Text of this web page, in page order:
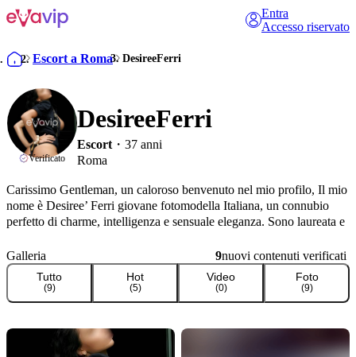
Entra
Accesso riservato
Escort a Roma DesireeFerri
Verificato
DesireeFerri
Escort・37 anni
Roma
Carissimo Gentleman, un caloroso benvenuto nel mio profilo, Il mio
nome è Desiree’ Ferri giovane fotomodella Italiana, un connubio
perfetto di charme, intelligenza e sensuale eleganza. Sono laureata e
Essendo selettiva e non potendo sempre rispondere al telefono
gradirei un primo contatto via messaggio o whatsapp: cortesemente
includi nel testo una tua breve presentazione... in seguito
organizzeremo una conversazione telefonica. Prima di contattarmi ti
trovi qui sotto, in questo modo potrai leggere tariffe e condizioni.
Sono molto selettiva e mi piace chi, come me, sa scegliere. Non
Galleria 9nuovi contenuti verificati
Tutto
(9)
Hot
(5)
Video
(0)
Foto
(9)